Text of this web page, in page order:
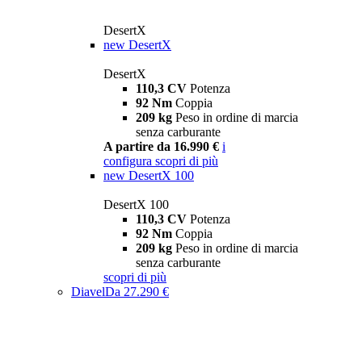
DesertX
new DesertX
DesertX
110,3 CV Potenza
92 Nm Coppia
209 kg Peso in ordine di marcia
senza carburante
A partire da 16.990 € i
configura scopri di più
new DesertX 100
DesertX 100
110,3 CV Potenza
92 Nm Coppia
209 kg Peso in ordine di marcia
senza carburante
scopri di più
DiavelDa 27.290 €